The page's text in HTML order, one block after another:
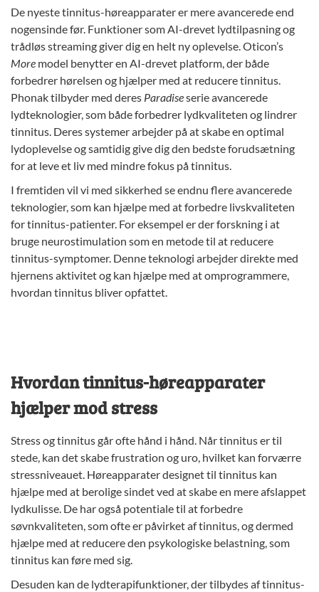
De nyeste tinnitus-høreapparater er mere avancerede end
nogensinde før. Funktioner som AI-drevet lydtilpasning og
trådløs streaming giver dig en helt ny oplevelse. Oticon’s
More model benytter en AI-drevet platform, der både
forbedrer hørelsen og hjælper med at reducere tinnitus.
Phonak tilbyder med deres Paradiseserie avancerede
lydteknologier, som både forbedrer lydkvaliteten og lindrer
tinnitus. Deres systemer arbejder på at skabe en optimal
lydoplevelse og samtidig give dig den bedste forudsætning
for at leve et liv med mindre fokus på tinnitus.
I fremtiden vil vi med sikkerhed se endnu flere avancerede
teknologier, som kan hjælpe med at forbedre livskvaliteten
for tinnitus-patienter. For eksempel er der forskning i at
bruge neurostimulation som en metode til at reducere
tinnitus-symptomer. Denne teknologi arbejder direkte med
hjernens aktivitet og kan hjælpe med at omprogrammere,
hvordan tinnitus bliver opfattet.
Hvordan tinnitus-høreapparater
hjælper mod stress
Stress og tinnitus går ofte hånd i hånd. Når tinnitus er til
stede, kan det skabe frustration og uro, hvilket kan forværre
stressniveauet. Høreapparater designet til tinnitus kan
hjælpe med at berolige sindet ved at skabe en mere afslappet
lydkulisse. De har også potentiale til at forbedre
søvnkvaliteten, som ofte er påvirket af tinnitus, og dermed
hjælpe med at reducere den psykologiske belastning, som
tinnitus kan føre med sig.
Desuden kan de lydterapifunktioner, der tilbydes af tinnitus-